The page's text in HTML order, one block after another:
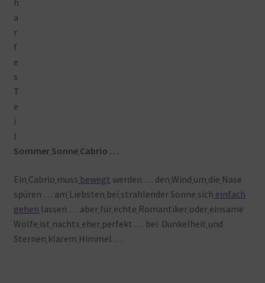
Sommer Sonne Cabrio …
Ein Cabrio muss bewegt werden … den Wind um die Nase
spüren … am Liebsten bei strahlender Sonne sich einfach
gehen lassen … aber für echte Romantiker oder einsame
Wölfe ist nachts eher perfekt … bei Dunkelheit und
Sternen klarem Himmel …